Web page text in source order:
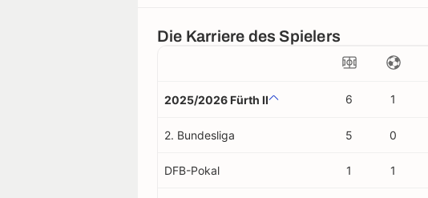
Die Karriere des Spielers
2025/2026 Fürth II 6 1
2. Bundesliga 5 0
DFB-Pokal 1 1